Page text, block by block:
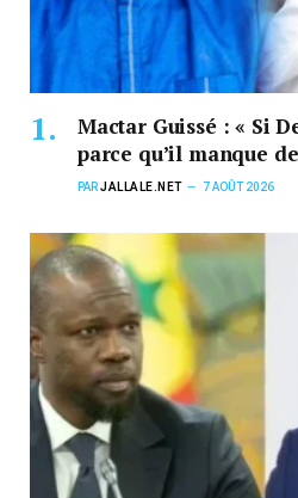
Mactar Guissé : « Si
parce qu’il manque
PARJALLALE.NET 7 AOÛT 2026